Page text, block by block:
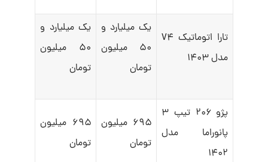
تارا اتوماتیک V۴
مدل ۱۴۰۳
یک میلیارد و
۵۰ میلیون
تومان
یک میلیارد و
۵۰ میلیون
تومان
پژو ۲۰۶ تیپ ۳
پانوراما مدل
۱۴۰۲
۶۹۵ میلیون
تومان
۶۹۵ میلیون
تومان